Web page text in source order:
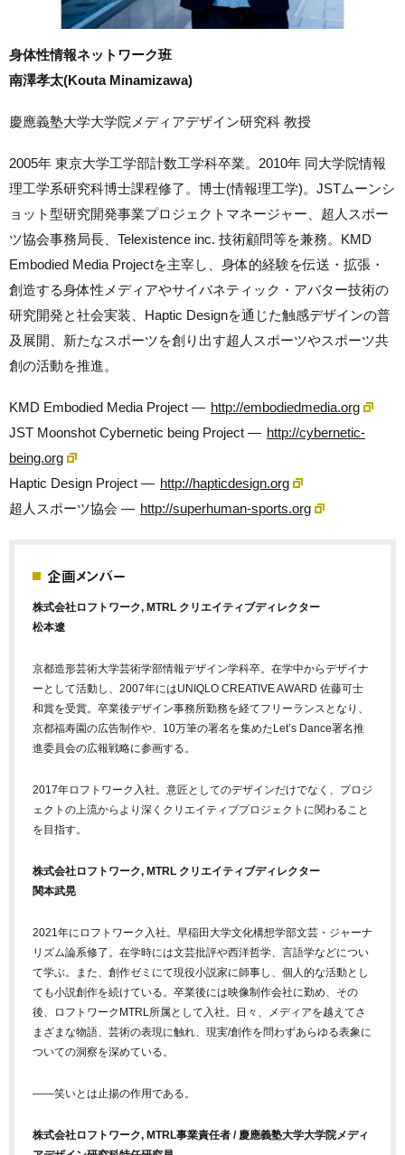
身体性情報ネットワーク班
南澤孝太(Kouta Minamizawa)
慶應義塾大学大学院メディアデザイン研究科 教授
2005年 東京大学工学部計数工学科卒業。2010年 同大学院情報
理工学系研究科博士課程修了。博士(情報理工学)。JSTムーンシ
ョット型研究開発事業プロジェクトマネージャー、超人スポー
ツ協会事務局長、Telexistence inc. 技術顧問等を兼務。KMD
Embodied Media Projectを主宰し、身体的経験を伝送・拡張・
創造する身体性メディアやサイバネティック・アバター技術の
研究開発と社会実装、Haptic Designを通じた触感デザインの普
及展開、新たなスポーツを創り出す超人スポーツやスポーツ共
創の活動を推進。
KMD Embodied Media Project — http://embodiedmedia.org
JST Moonshot Cybernetic being Project — http://cybernetic-
being.org
Haptic Design Project — http://hapticdesign.org
超人スポーツ協会 — http://superhuman-sports.org
企画メンバー
株式会社ロフトワーク, MTRL クリエイティブディレクター
松本遼
京都造形芸術大学芸術学部情報デザイン学科卒。在学中からデザイナ
ーとして活動し、2007年にはUNIQLO CREATIVE AWARD 佐藤可士
和賞を受賞。卒業後デザイン事務所勤務を経てフリーランスとなり、
京都福寿園の広告制作や、10万筆の署名を集めたLet’s Dance署名推
進委員会の広報戦略に参画する。
2017年ロフトワーク入社。意匠としてのデザインだけでなく、プロジ
ェクトの上流からより深くクリエイティブプロジェクトに関わること
を目指す。
株式会社ロフトワーク, MTRL クリエイティブディレクター
関本武晃
2021年にロフトワーク入社。早稲田大学文化構想学部文芸・ジャーナ
リズム論系修了。在学時には文芸批評や西洋哲学、言語学などについ
て学ぶ。また、創作ゼミにて現役小説家に師事し、個人的な活動とし
ても小説創作を続けている。卒業後には映像制作会社に勤め、その
後、ロフトワークMTRL所属として入社。日々、メディアを越えてさ
まざまな物語、芸術の表現に触れ、現実/創作を問わずあらゆる表象に
ついての洞察を深めている。
——笑いとは止揚の作用である。
株式会社ロフトワーク, MTRL事業責任者 / 慶應義塾大学大学院メディ